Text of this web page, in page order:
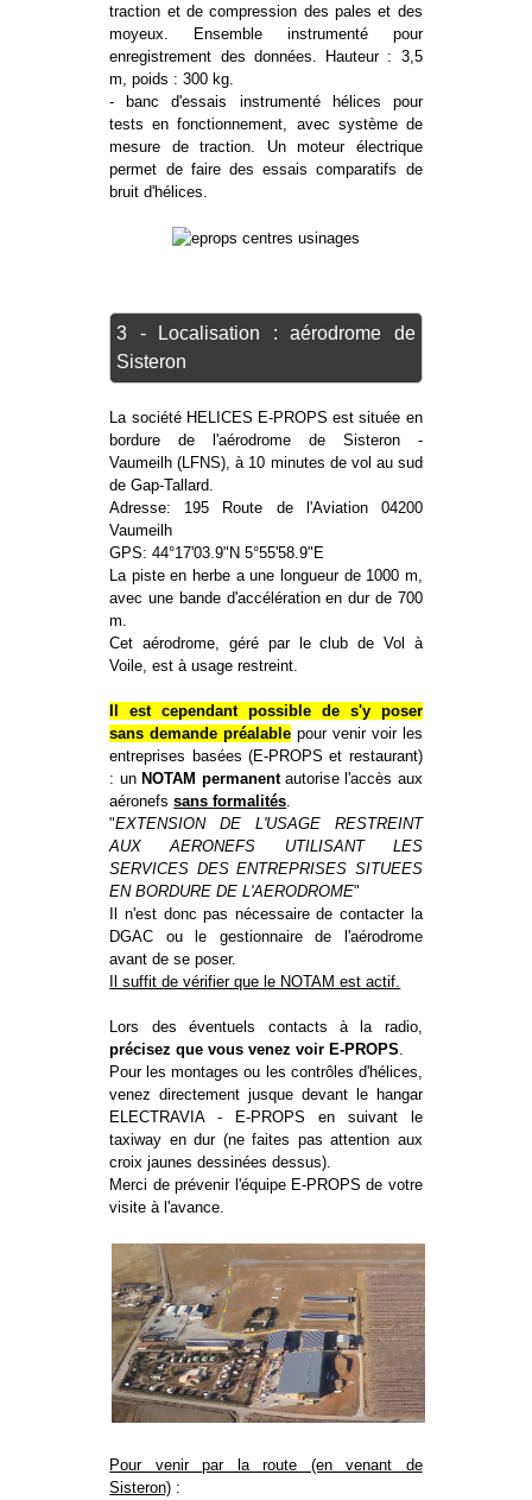
traction et de compression des pales et des
moyeux. Ensemble instrumenté pour
enregistrement des données. Hauteur : 3,5
m, poids : 300 kg.
- banc d'essais instrumenté hélices pour
tests en fonctionnement, avec système de
mesure de traction. Un moteur électrique
permet de faire des essais comparatifs de
bruit d'hélices.
3 - Localisation : aérodrome de
Sisteron
La société HELICES E-PROPS est située en
bordure de l'aérodrome de Sisteron -
Vaumeilh (LFNS), à 10 minutes de vol au sud
de Gap-Tallard.
Adresse: 195 Route de l'Aviation 04200
Vaumeilh
GPS: 44°17'03.9"N 5°55'58.9"E
La piste en herbe a une longueur de 1000 m,
avec une bande d'accélération en dur de 700
m.
Cet aérodrome, géré par le club de Vol à
Voile, est à usage restreint.
Il est cependant possible de s'y poser
sans demande préalable pour venir voir les
entreprises basées (E-PROPS et restaurant)
: unNOTAM permanentautorise l'accès aux
aéronefssans formalités
"EXTENSION DE L'USAGE RESTREINT
AUX AERONEFS UTILISANT LES
SERVICES DES ENTREPRISES SITUEES
EN BORDURE DE L'AERODROME"
Il n'est donc pas nécessaire de contacter la
DGAC ou le gestionnaire de l'aérodrome
avant de se poser.
Il suffit de vérifier que le NOTAM est actif.
Lors des éventuels contacts à la radio,
précisez que vous venez voir E-PROPS
Pour les montages ou les contrôles d'hélices,
venez directement jusque devant le hangar
ELECTRAVIA - E-PROPS en suivant le
taxiway en dur (ne faites pas attention aux
croix jaunes dessinées dessus).
Merci de prévenir l'équipe E-PROPS de votre
visite à l'avance.
Pour venir par la route (en venant de
Sisteron) :